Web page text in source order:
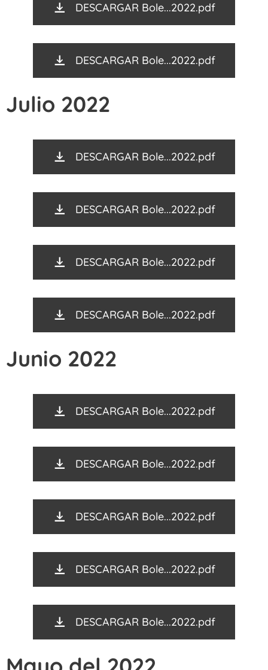
DESCARGAR Bole...2022.pdf
DESCARGAR Bole...2022.pdf
Julio 2022
DESCARGAR Bole...2022.pdf
DESCARGAR Bole...2022.pdf
DESCARGAR Bole...2022.pdf
DESCARGAR Bole...2022.pdf
Junio 2022
DESCARGAR Bole...2022.pdf
DESCARGAR Bole...2022.pdf
DESCARGAR Bole...2022.pdf
DESCARGAR Bole...2022.pdf
DESCARGAR Bole...2022.pdf